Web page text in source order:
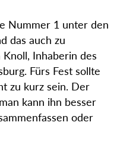
Nummer 1 unter den
das auch zu
Inhaberin des
Fürs Fest sollte
zu kurz sein. Der
kann ihn besser
oder